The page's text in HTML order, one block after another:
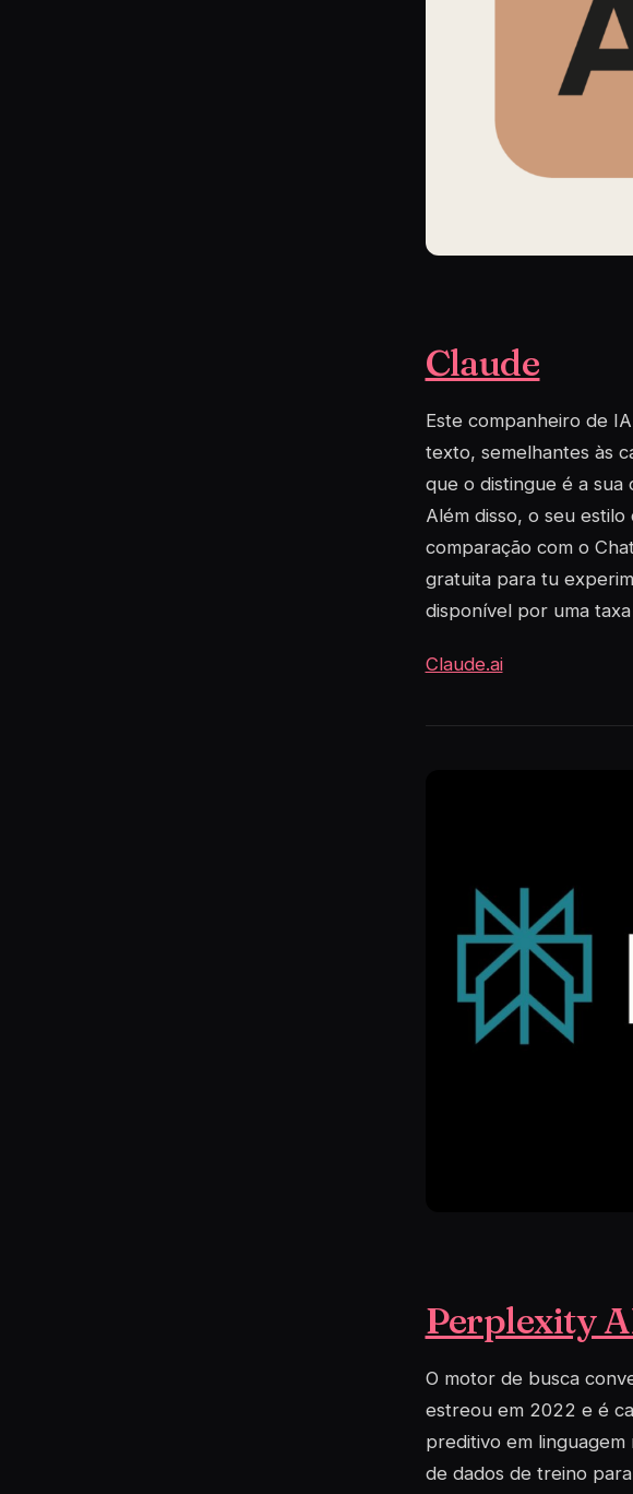
Claude
Este companheiro de
texto, semelhantes às
que o distingue é a
Além disso, o seu
comparação com o
gratuita para tu
disponível por uma taxa
Claude.ai
Perplexity
O motor de busca
estreou em 2022 e é
preditivo em
de dados de treino